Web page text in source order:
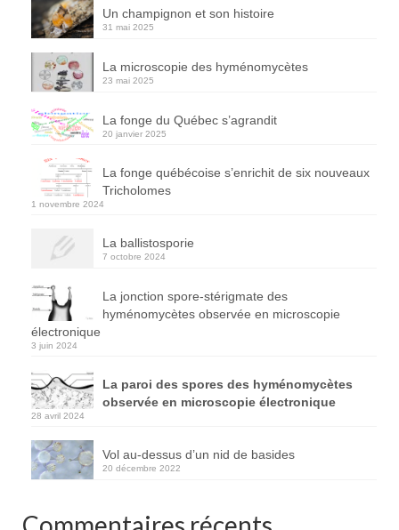
Un champignon et son histoire
31 mai 2025
La microscopie des hyménomycètes
23 mai 2025
La fonge du Québec s’agrandit
20 janvier 2025
La fonge québécoise s’enrichit de six nouveaux
Tricholomes
1 novembre 2024
La ballistosporie
7 octobre 2024
La jonction spore-stérigmate des
hyménomycètes observée en microscopie
électronique
3 juin 2024
La paroi des spores des hyménomycètes
observée en microscopie électronique
28 avril 2024
Vol au-dessus d’un nid de basides
20 décembre 2022